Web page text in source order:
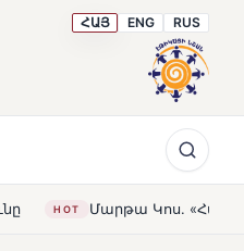
ՀԱՅ ENG RUS
Կոս. «Հայաստանն ու ԵՄ-ն